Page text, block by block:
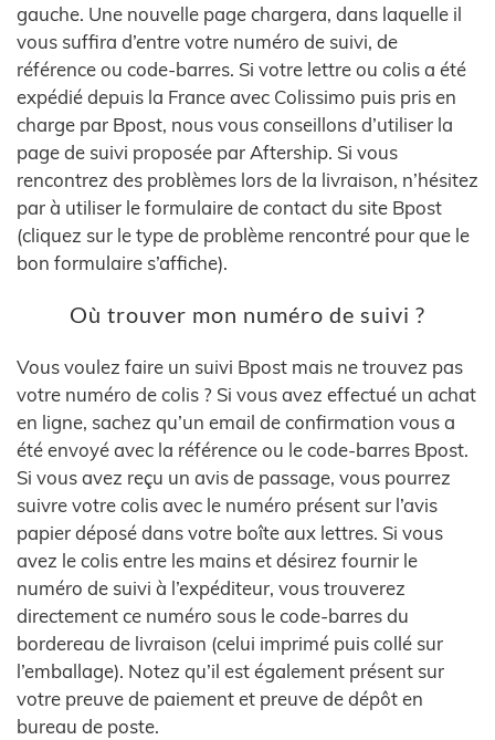
gauche. Une nouvelle page chargera, dans laquelle il
vous suffira d’entre votre numéro de suivi, de
référence ou code-barres. Si votre lettre ou colis a été
expédié depuis la France avec Colissimo puis pris en
charge par Bpost, nous vous conseillons d’utiliser la
page de suivi proposée par Aftership. Si vous
rencontrez des problèmes lors de la livraison, n’hésitez
par à utiliser le formulaire de contact du site Bpost
(cliquez sur le type de problème rencontré pour que le
bon formulaire s’affiche).
Où trouver mon numéro de suivi ?
Vous voulez faire un suivi Bpost mais ne trouvez pas
votre numéro de colis ? Si vous avez effectué un achat
en ligne, sachez qu’un email de confirmation vous a
été envoyé avec la référence ou le code-barres Bpost.
Si vous avez reçu un avis de passage, vous pourrez
suivre votre colis avec le numéro présent sur l’avis
papier déposé dans votre boîte aux lettres. Si vous
avez le colis entre les mains et désirez fournir le
numéro de suivi à l’expéditeur, vous trouverez
directement ce numéro sous le code-barres du
bordereau de livraison (celui imprimé puis collé sur
l’emballage). Notez qu’il est également présent sur
votre preuve de paiement et preuve de dépôt en
bureau de poste.